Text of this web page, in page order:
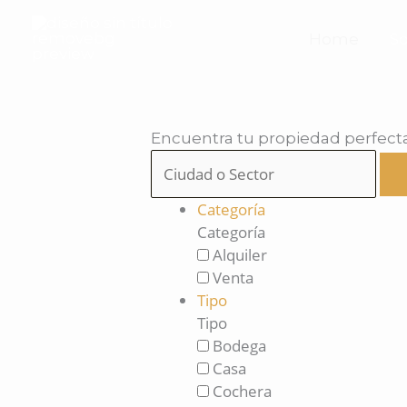
Encuentra tu propiedad
Categoría
Categoría
Alquiler
Venta
Tipo
Tipo
Bodega
Casa
Cochera